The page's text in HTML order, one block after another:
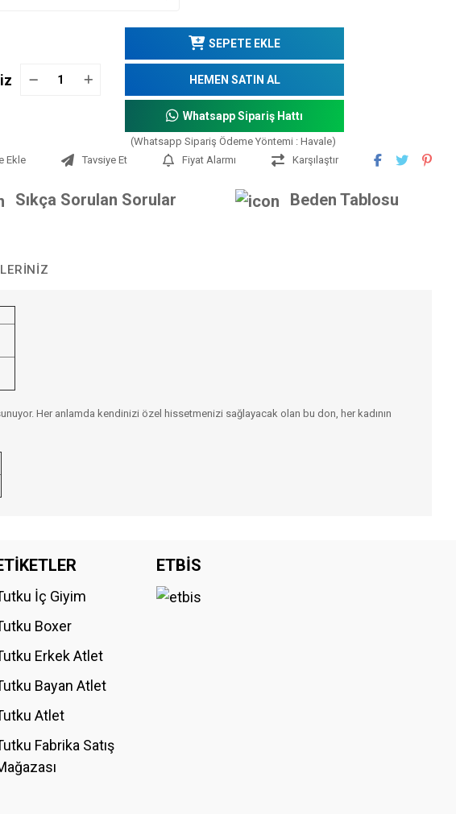
SEPETE EKLE
HEMEN SATIN AL
Whatsapp Sipariş Hattı
(Whatsapp Sipariş Ödeme Yöntemi : Havale)
Tavsiye Et
Fiyat Alarmı Karşılaştır
Sıkça Sorulan Sorular Beden Tablosu
Her anlamda kendinizi özel hissetmenizi sağlayacak olan bu don, her kadının
İç Giyim
Boxer
Erkek Atlet
Bayan Atlet
Atlet
Fabrika Satış
ETBİS